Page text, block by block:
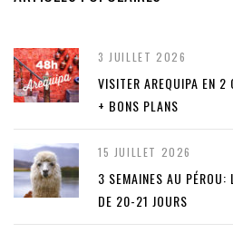
3 JUILLET 2026
VISITER AREQUIPA EN
+ BONS PLANS
15 JUILLET 2026
3 SEMAINES AU PÉROU:
DE 20-21 JOURS